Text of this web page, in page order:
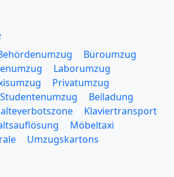
Büroumzug
Laborumzug
Privatumzug
Studentenumzug
Beiladung
Klaviertransport
Möbeltaxi
Umzugskartons